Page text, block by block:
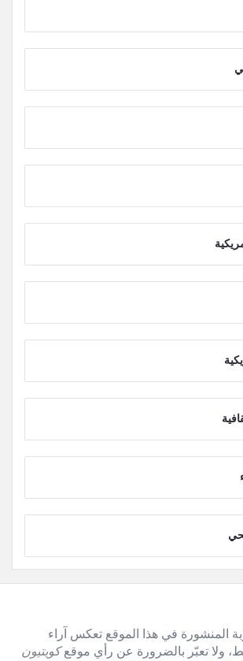
المنشورة في هذا الموقع تعكس آراء
ولا تعبّر بالضرورة عن رأي موقعكويتيون